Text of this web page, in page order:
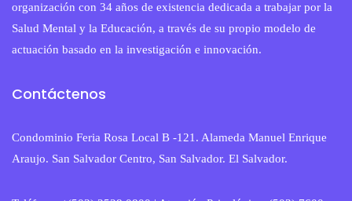
organización con 34 años de existencia dedicada a trabajar por la
Salud Mental y la Educación, a través de su propio modelo de
actuación basado en la investigación e innovación.
Contáctenos
Condominio Feria Rosa Local B -121. Alameda Manuel Enrique
Araujo. San Salvador Centro, San Salvador. El Salvador.